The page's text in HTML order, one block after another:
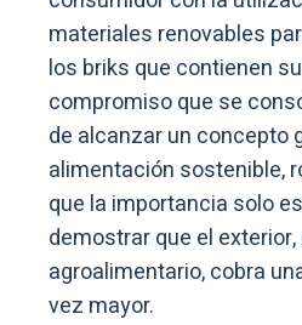
materiales renovables
los briks que contienen
compromiso que se
de alcanzar un concepto
alimentación sostenible,
que la importancia solo
demostrar que el
agroalimentario, cobra
vez mayor.